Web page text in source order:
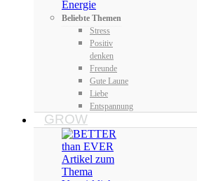
Energie
Beliebte Themen
Stress
Positiv
denken
Freunde
Gute Laune
Liebe
Entspannung
GROW